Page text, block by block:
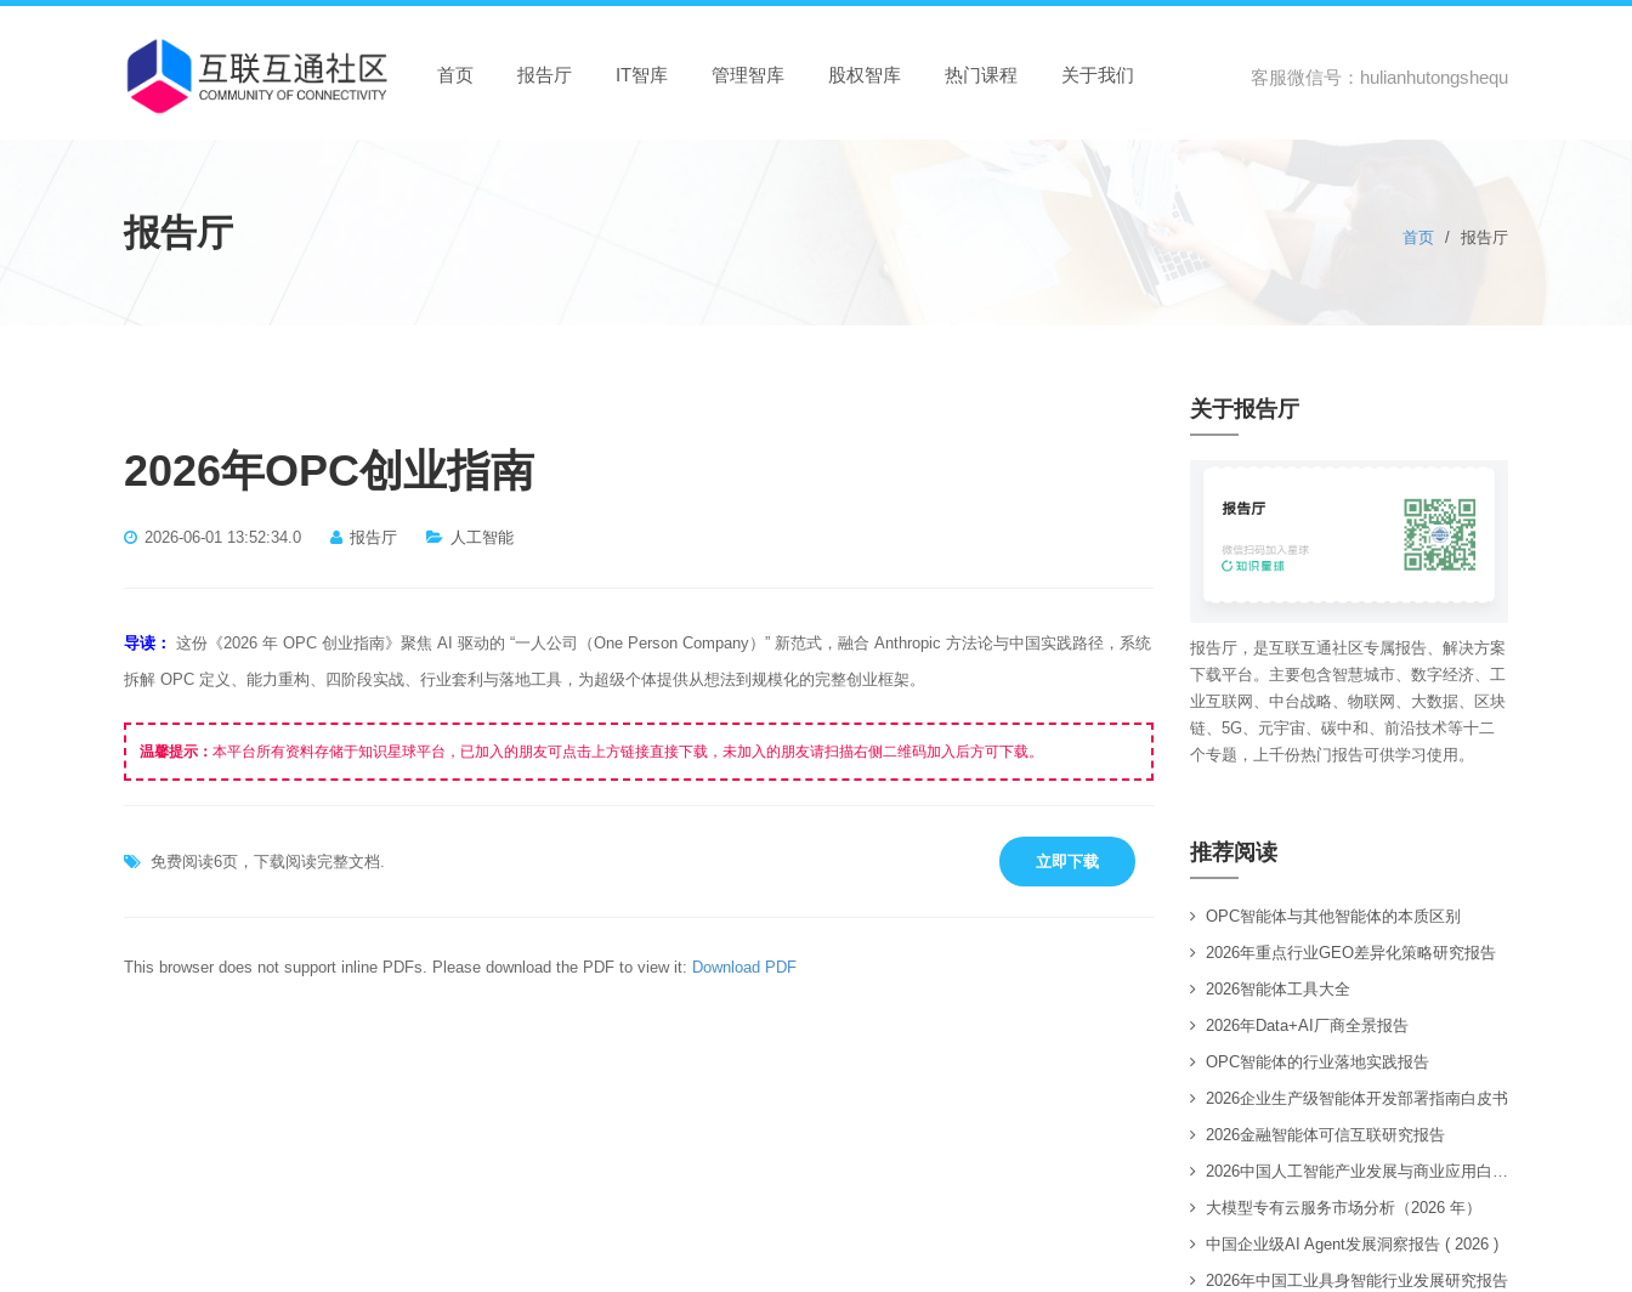
首页 报告厅 IT智库 管理智库 股权智库 热门课程 关于我们 客服微信号：hulianhutongshequ
报告厅 首页 / 报告厅
2026年OPC创业指南
2026-06-01 13:52:34.0 报告厅 人工智能
导读： 这份《2026 年 OPC 创业指南》聚焦 AI 驱动的 “一人公司（One Person Company）” 新范式，融合 Anthropic 方法论与中国实践路径，系统
拆解 OPC 定义、能力重构、四阶段实战、行业套利与落地工具，为超级个体提供从想法到规模化的完整创业框架。
温馨提示： 本平台所有资料存储于知识星球平台，已加入的朋友可点击上方链接直接下载，未加入的朋友请扫描右侧二维码加入后方可下载。
免费阅读6页，下载阅读完整文档. 立即下载
This browser does not support inline PDFs. Please download the PDF to view it: Download PDF
关于报告厅
报告厅，是互联互通社区专属报告、解决方案
下载平台。主要包含智慧城市、数字经济、工
业互联网、中台战略、物联网、大数据、区块
链、5G、元宇宙、碳中和、前沿技术等十二
个专题，上千份热门报告可供学习使用。
推荐阅读
OPC智能体与其他智能体的本质区别
2026年重点行业GEO差异化策略研究报告
2026智能体工具大全
2026年Data+AI厂商全景报告
OPC智能体的行业落地实践报告
2026企业生产级智能体开发部署指南白皮书
2026金融智能体可信互联研究报告
2026中国人工智能产业发展与商业应用白皮书
大模型专有云服务市场分析（2026 年）
中国企业级AI Agent发展洞察报告 ( 2026 )
2026年中国工业具身智能行业发展研究报告